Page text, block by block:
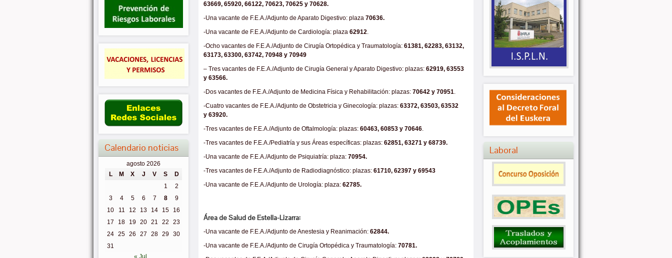
Calendario noticias
agosto 2026
L
M X J V S
D
1
2
3
4 5 6 7 8
9
10
11 12 13 14 15
16
17
18 19 20 21 22
23
24 25 26 27 28 29 30
31
63669, 65920, 66122, 70623, 70625 y 70628.
-Una vacante de F.E.A./Adjunto de Aparato Digestivo: plaza 70636.
-Una vacante de F.E.A./Adjunto de Cardiología: plaza 62912.
-Ocho vacantes de F.E.A./Adjunto de Cirugía Ortopédica y Traumatología: 61381, 62283, 63132,
63173, 63300, 63742, 70948 y 70949
– Tres vacantes de F.E.A./Adjunto de Cirugía General y Aparato Digestivo: plazas: 62919, 63553
y 63566.
-Dos vacantes de F.E.A./Adjunto de Medicina Física y Rehabilitación: plazas: 70642 y 70951.
-Cuatro vacantes de F.E.A./Adjunto de Obstetricia y Ginecología: plazas: 63372, 63503, 63532
y 63920.
-Tres vacantes de F.E.A./Adjunto de Oftalmología: plazas: 60463, 60853 y 70646.
-Tres vacantes de F.E.A./Pediatría y sus Áreas específicas: plazas: 62851, 63271 y 68739.
-Una vacante de F.E.A./Adjunto de Psiquiatría: plaza: 70954.
-Tres vacantes de F.E.A./Adjunto de Radiodiagnóstico: plazas: 61710, 62397 y 69543
-Una vacante de F.E.A./Adjunto de Urología: plaza: 62785.
Área de Salud de Estella-Lizarra:
-Una vacante de F.E.A./Adjunto de Anestesia y Reanimación: 62844.
-Una vacante de F.E.A./Adjunto de Cirugía Ortopédica y Traumatología: 70781.
Laboral